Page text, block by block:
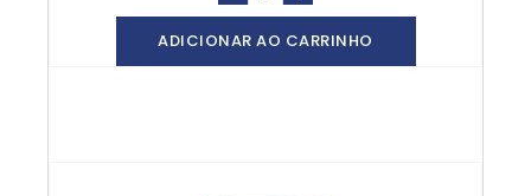
ADICIONAR AO CARRINHO